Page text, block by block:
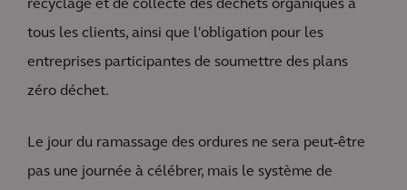
recyclage et de collecte des déchets organiques à
tous les clients, ainsi que l'obligation pour les
entreprises participantes de soumettre des plans
zéro déchet.
Le jour du ramassage des ordures ne sera peut-être
pas une journée à célébrer, mais le système de